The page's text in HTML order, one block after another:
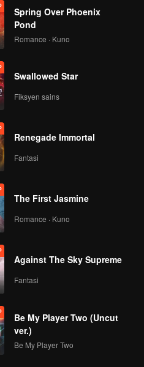
Spring Over Phoenix
Pond
Romance · Kuno
Swallowed Star
Fiksyen sains
Renegade Immortal
Fantasi
The First Jasmine
Romance · Kuno
Against The Sky Supreme
Fantasi
Be My Player Two (Uncut
ver.)
Be My Player Two